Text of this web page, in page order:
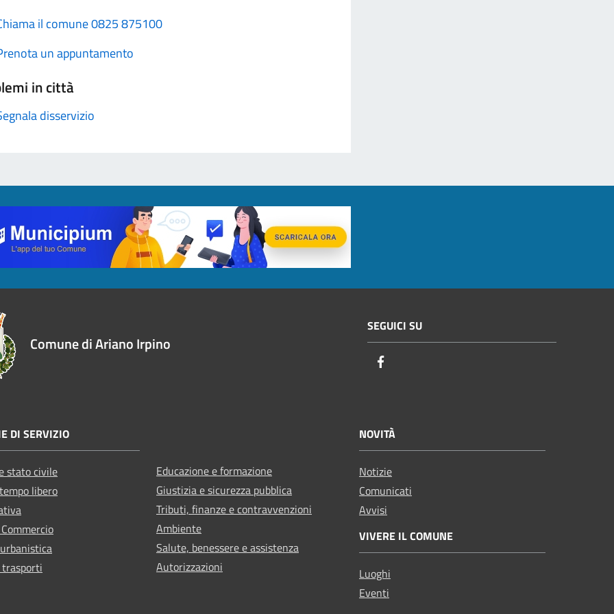
il comune 0825 875100
un appuntamento
in città
disservizio
Comune di Ariano Irpino
SEGUICI SU
DI SERVIZIO
stato civile
libero
Educazione e formazione
Giustizia e sicurezza pubblica
Tributi, finanze e contravvenzioni
Ambiente
Salute, benessere e assistenza
Autorizzazioni
NOVITÀ
Notizie
Comunicati
Avvisi
VIVERE IL COMUNE
Luoghi
Eventi